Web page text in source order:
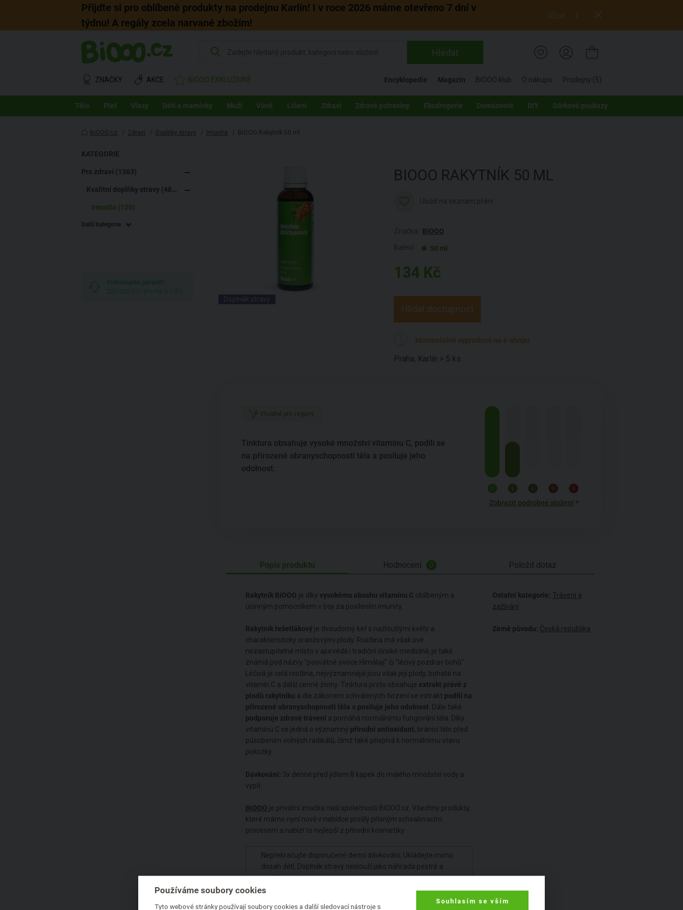
Přijdte si pro oblíbené produkty na prodejnu Karlín! I v roce 2026 máme otevřeno 7 dní v
týdnu! A regály zcela narvané zbožím!
Více
Hledat
ZNAČKY AKCE BIOOO EXKLUZIVNĚ Encyklopedie Magazín BiOOO klub O nákupu Prodejny (5)
Tělo Pleť Vlasy Děti a maminky Muži Vůně Líčení Zdraví Zdravé potraviny Ekodrogerie Domácnost DIY Dárkové poukazy
BiOOO.cz / Zdraví / Doplňky stravy / Imunita / BiOOO Rakytník 50 ml
KATEGORIE
Pro zdraví (1363)
Kvalitní doplňky stravy (486)
Imunita (120)
Další kategorie
Doplněk stravy
BIOOO RAKYTNÍK 50 ML
BiOOO
50 ml
134 Kč
Hlídat dostupnost
Momentálně vyprodané na e-shopu
Praha, Karlín > 5 ks
Vhodné pro vegany
Tinktura obsahuje vysoké množství vitamínu C, podílí se
na přirozené obranyschopnosti těla a posiluje jeho
odolnost.
Zobrazit podrobné složení >
Popis produktu Hodnocení 0 Položit dotaz
Rakytník BiOOO je díky vysokému obsahu vitamínu C oblíbeným a
účinným pomocníkem v boji za posílením imunity.
Rakytník řešetlákový je dvoudomý keř s nažloutlými květy a
charakteristicky oranžovými plody. Rostlina má však své
nezastupitelné místo v ajurvédě i tradiční čínské medicíně, je také
známá pod názvy "posvátné ovoce Himálají" či "léčivý pozdrav bohů".
Léčivá je celá rostlina, nejvýznamnější jsou však její plody, bohaté na
vitamín C a další cenné živiny. Tinktura proto obsahuje extrakt právě z
plodů rakytníku a dle zákonem schválených tvrzení se extrakt podílí na
přirozené obranyschopnosti těla a posiluje jeho odolnost . Dále také
podporuje zdravé trávení a pomáhá normálnímu fungování těla. Díky
vitamínu C se jedná o významný přírodní antioxidant, bránící tělo před
působením volných radikálů, čímž také přispívá k normálnímu stavu
pokožky.
Dávkování: 3x denně před jídlem 8 kapek do malého množství vody a
vypít.
BiOOO je privátní značka naší společnosti BiOOO.cz. Všechny produkty,
které máme nyní nově v nabídce prošly přísným schvalovacím
procesem a nabízí to nejlepší z přírodní kosmetiky.
Ostatní kategorie: Trávení a
zažívání
Země původu: Česká republika
Nepřekračujte doporučené denní dávkování, Ukládejte mimo
dosah dětí, Doplněk stravy neslouží jako náhrada pestré a
vyvážené stravy.
Dle současné legislativy EU je možné u doplňků stravy a
Používáme soubory cookies
Tyto webové stránky používají soubory cookies a další sledovací nástroje s
Souhlasím se vším